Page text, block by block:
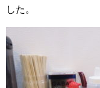
した。